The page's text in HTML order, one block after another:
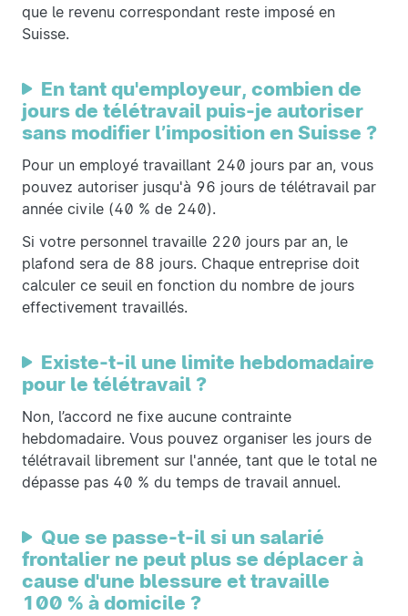
que le revenu correspondant reste imposé en
Suisse.
En tant qu'employeur, combien de
jours de télétravail puis-je autoriser
sans modifier l’imposition en Suisse ?
Pour un employé travaillant 240 jours par an, vous
pouvez autoriser jusqu'à 96 jours de télétravail par
année civile (40 % de 240).
Si votre personnel travaille 220 jours par an, le
plafond sera de 88 jours. Chaque entreprise doit
calculer ce seuil en fonction du nombre de jours
effectivement travaillés.
Existe-t-il une limite hebdomadaire
pour le télétravail ?
Non, l’accord ne fixe aucune contrainte
hebdomadaire. Vous pouvez organiser les jours de
télétravail librement sur l'année, tant que le total ne
dépasse pas 40 % du temps de travail annuel.
Que se passe-t-il si un salarié
frontalier ne peut plus se déplacer à
cause d'une blessure et travaille
100 % à domicile ?